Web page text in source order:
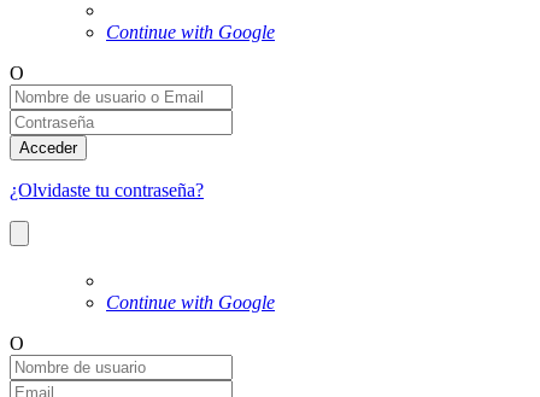
Continue with Google
O
Acceder
¿Olvidaste tu contraseña?
Continue with Google
O